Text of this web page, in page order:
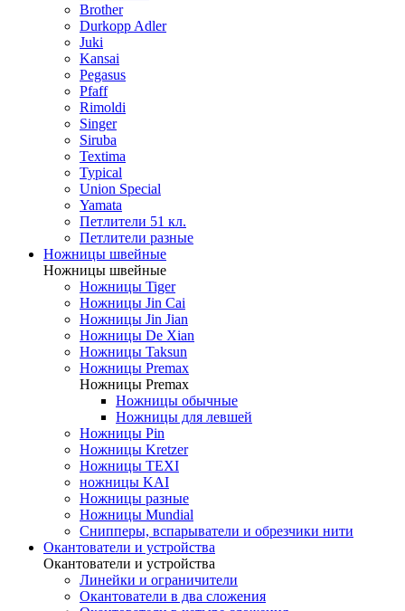
Brother
Durkopp Adler
Juki
Kansai
Pegasus
Pfaff
Rimoldi
Singer
Siruba
Textima
Typical
Union Special
Yamata
Петлители 51 кл.
Петлители разные
Ножницы швейные
Ножницы швейные
Ножницы Tiger
Ножницы Jin Cai
Ножницы Jin Jian
Ножницы De Xian
Ножницы Taksun
Ножницы Premax
Ножницы Premax
Ножницы обычные
Ножницы для левшей
Ножницы Pin
Ножницы Kretzer
Ножницы TEXI
ножницы KAI
Ножницы разные
Ножницы Mundial
Снипперы, вспарыватели и обрезчики нити
Окантователи и устройства
Окантователи и устройства
Линейки и ограничители
Окантователи в два сложения